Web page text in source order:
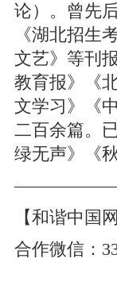
论）。曾先
《湖北招生
文艺》等刊
教育报》《
文学习》《
二百余篇。
绿无声》《
【和谐中国网
合作微信：